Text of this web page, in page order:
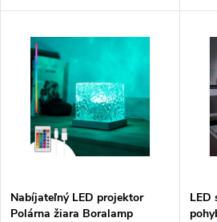
multifunkčné osvetlenie s tromi
magnetickou základňou pre
jednoduché upevnenie na
akýkoľvek povrch.
Nabíjateľný LED projektor
Polárna žiara Boralamp
LED